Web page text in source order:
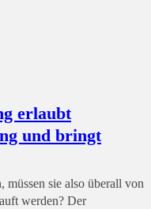
erlaubt
und bringt
müssen sie also überall von
werden? Der